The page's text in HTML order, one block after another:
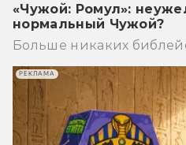
«Чужой: Ромул»:
нормальный Чужой?
Больше никаких
РЕКЛАМА